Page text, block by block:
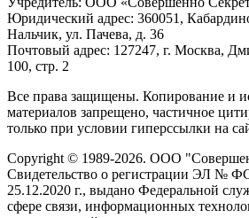
Юридический адрес: 360051,
Нальчик, ул. Пачева, д. 36
Почтовый адрес: 127247, г. Москва,
100, стр. 2
Все права защищены. Копирование и
материалов запрещено, частичное
только при условии гиперссылки на
Copyright © 1989-2026. ООО
Свидетельство о регистрации ЭЛ №
25.12.2020 г., выдано Федеральной
сфере связи, информационных